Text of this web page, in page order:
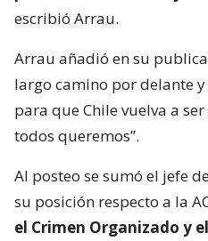
escribió Arrau.
Arrau añadió en su
largo camino por delante
para que Chile vuelva a
todos queremos”.
Al posteo se sumó el jefe
su posición respecto a la
el Crimen Organizado y